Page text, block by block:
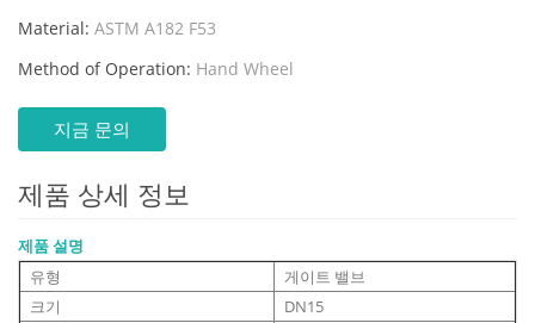
Material: ASTM A182 F53
Method of Operation: Hand Wheel
지금 문의
제품 상세 정보
제품 설명
유형
게이트 밸브
크기
DN15